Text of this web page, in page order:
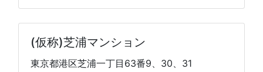
(仮称)芝浦マンション
東京都港区芝浦一丁目63番9、30、31